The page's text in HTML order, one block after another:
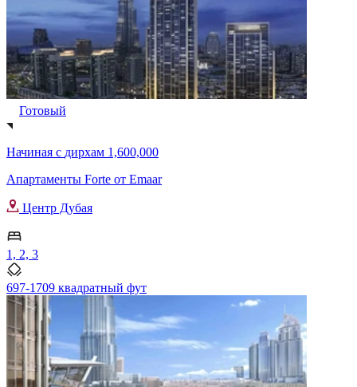
Готовый
Начиная с дирхам 1,600,000
Апартаменты Forte от Emaar
Центр Дубая
1, 2, 3
697-1709 квадратный фут